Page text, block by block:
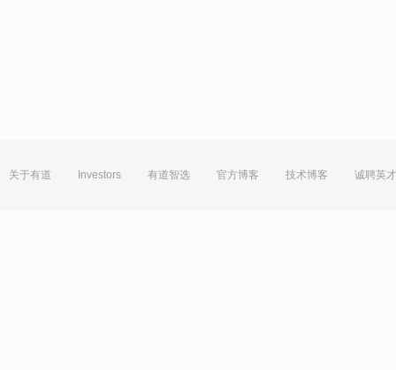
关于有道 Investors 有道智选 官方博客 技术博客 诚聘英才